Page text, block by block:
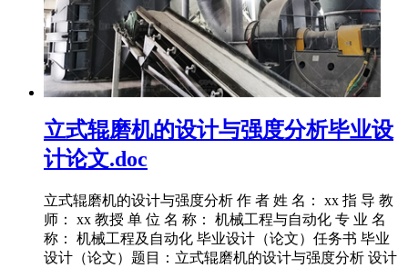
立式辊磨机的设计与强度分析毕业设
计论文.doc
立式辊磨机的设计与强度分析 作 者 姓 名： xx 指 导 教
师： xx 教授 单 位 名 称： 机械工程与自动化 专 业 名
称： 机械工程及自动化 毕业设计（论文）任务书 毕业
设计（论文）题目：立式辊磨机的设计与强度分析 设计